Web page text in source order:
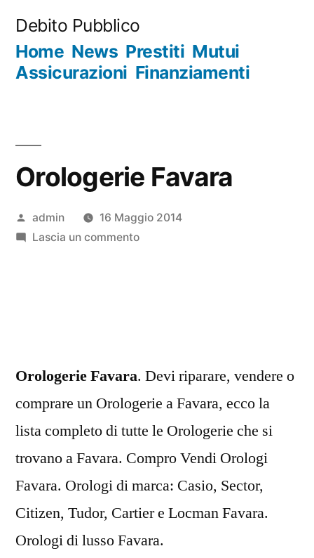
contenuto
Debito Pubblico
Home News Prestiti Mutui
Assicurazioni Finanziamenti
Orologerie Favara
Pubblicato
da
admin
16 Maggio 2014
Lascia un commentosu
Orologerie Favara. Devi riparare, vendere o
comprare un Orologerie a Favara, ecco la
lista completo di tutte le Orologerie che si
trovano a Favara. Compro Vendi Orologi
Favara. Orologi di marca: Casio, Sector,
Citizen, Tudor, Cartier e Locman Favara.
Orologi di lusso Favara.